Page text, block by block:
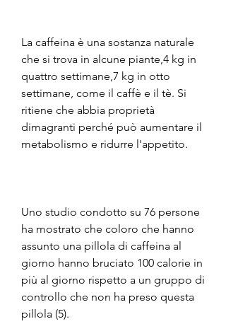
La caffeina è una sostanza naturale
che si trova in alcune piante,4 kg in
quattro settimane,7 kg in otto
settimane, come il caffè e il tè. Si
ritiene che abbia proprietà
dimagranti perché può aumentare il
metabolismo e ridurre l'appetito.
Uno studio condotto su 76 persone
ha mostrato che coloro che hanno
assunto una pillola di caffeina al
giorno hanno bruciato 100 calorie in
più al giorno rispetto a un gruppo di
controllo che non ha preso questa
pillola (5).